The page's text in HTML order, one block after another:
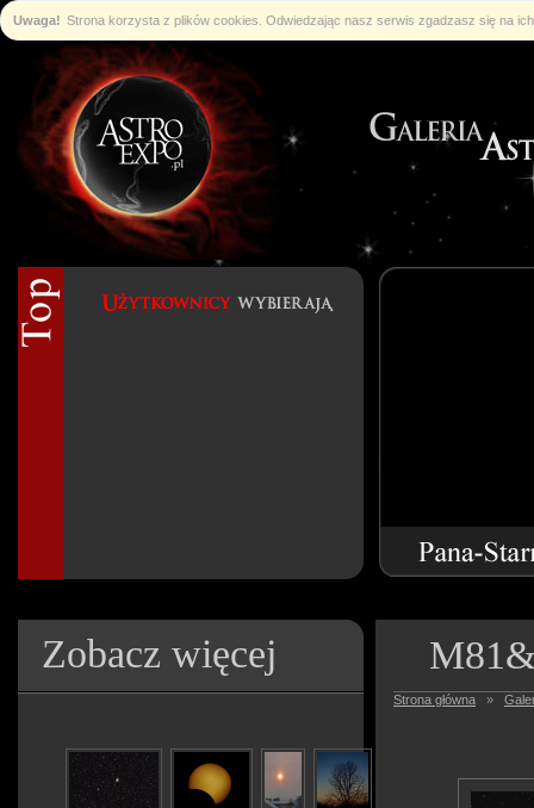
Uwaga! Strona korzysta z plików cookies. Odwiedzając nasz serwis zgadzasz się na
Zobacz więcej
Strona główna »